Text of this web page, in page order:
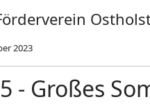
2023
- Großes